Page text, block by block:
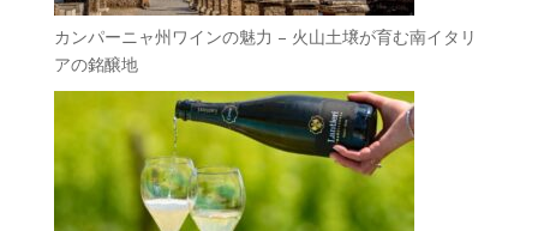
カンパーニャ州ワインの魅力 – 火山土壌が育む南イタリ
アの銘醸地